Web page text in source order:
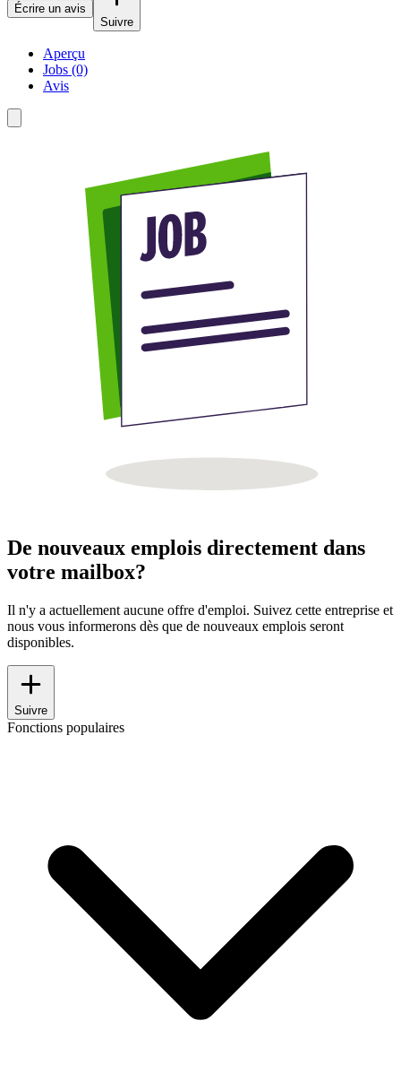
Écrire un avis
Suivre
Aperçu
Jobs (0)
Avis
De nouveaux emplois directement dans
votre mailbox?
Il n'y a actuellement aucune offre d'emploi. Suivez cette entreprise et
nous vous informerons dès que de nouveaux emplois seront
disponibles.
Suivre
Fonctions populaires